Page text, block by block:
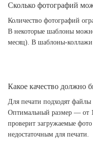
Сколько фотографий
Количество фотографий
В некоторые шаблоны
месяц). В шаблоны-
Какое качество должно
Для печати подходят
Оптимальный размер — от
проверит загружаемые фото
недостаточным для печати.